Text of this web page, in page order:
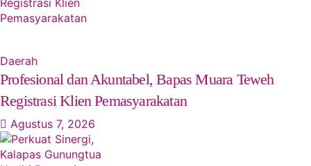
Daerah
‎Profesional dan Akuntabel, Bapas Muara Teweh
Registrasi Klien Pemasyarakatan
Agustus 7, 2026